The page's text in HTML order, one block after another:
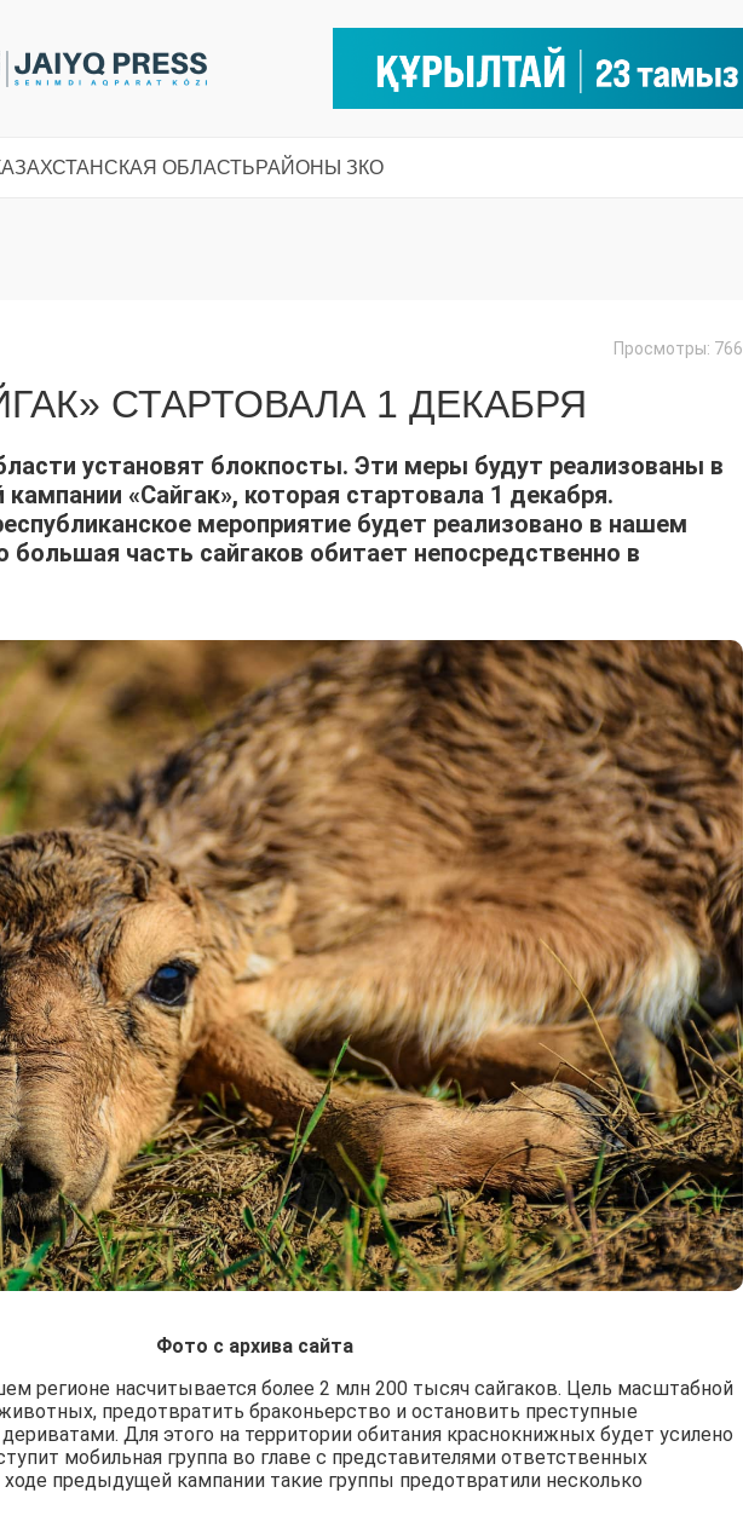
ОБЛАСТЬРАЙОНЫ ЗКО
Просмотры: 766
СТАРТОВАЛА 1 ДЕКАБРЯ
установят блокпосты. Эти меры будут реализованы в
«Сайгак», которая стартовала 1 декабря.
мероприятие будет реализовано в нашем
большая часть сайгаков обитает непосредственно в
Фото с архива сайта
регионе насчитывается более 2 млн 200 тысяч сайгаков. Цель масштабной
предотвратить браконьерство и остановить преступные
Для этого на территории обитания краснокнижных будет усилено
мобильная группа во главе с представителями ответственных
предыдущей кампании такие группы предотвратили несколько